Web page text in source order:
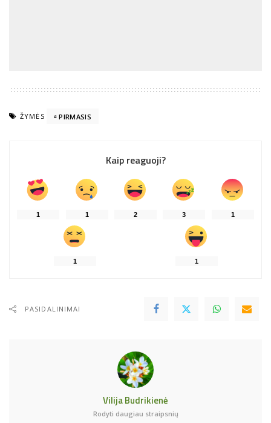
ŽYMĖS PIRMASIS
Kaip reaguoji?
1 1 2 3 1
1 1
PASIDALINIMAI
Vilija Budrikienė
Rodyti daugiau straipsnių